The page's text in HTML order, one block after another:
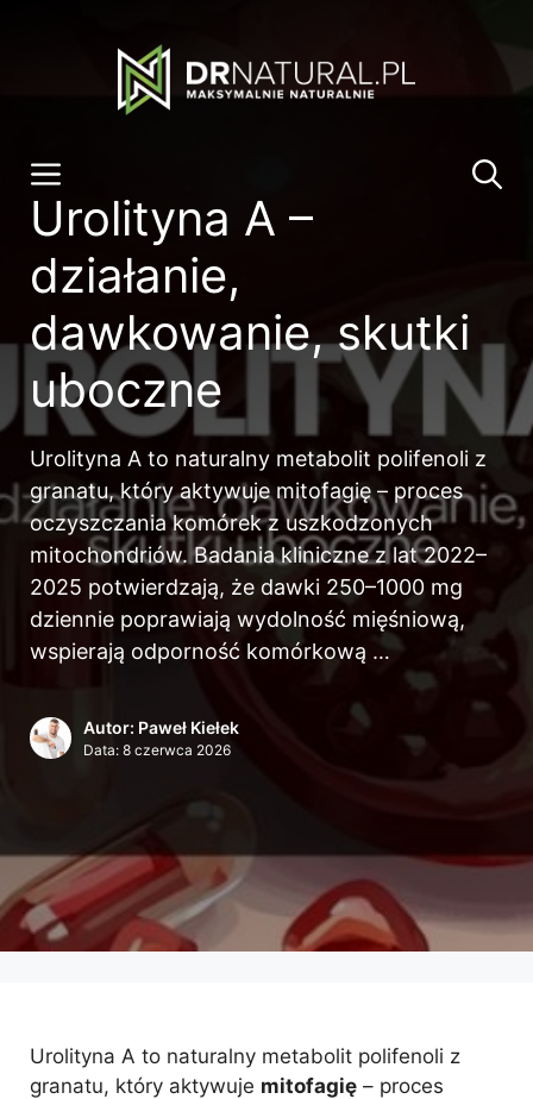
Menu
Urolityna A –
działanie,
dawkowanie, skutki
uboczne
Urolityna A to naturalny metabolit polifenoli z
granatu, który aktywuje mitofagię – proces
oczyszczania komórek z uszkodzonych
mitochondriów. Badania kliniczne z lat 2022–
2025 potwierdzają, że dawki 250–1000 mg
dziennie poprawiają wydolność mięśniową,
wspierają odporność komórkową …
Autor: Paweł Kiełek
Data: 8 czerwca 2026
Urolityna A to naturalny metabolit polifenoli z
granatu, który aktywuje mitofagię – proces